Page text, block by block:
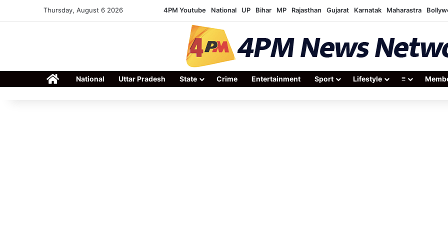
Thursday, August 6 2026 4PM Youtube National UP Bihar MP Rajasthan Gujarat Karnatak Maharastra
HomeNational Uttar Pradesh State Crime Entertainment Sport Lifestyle ≡